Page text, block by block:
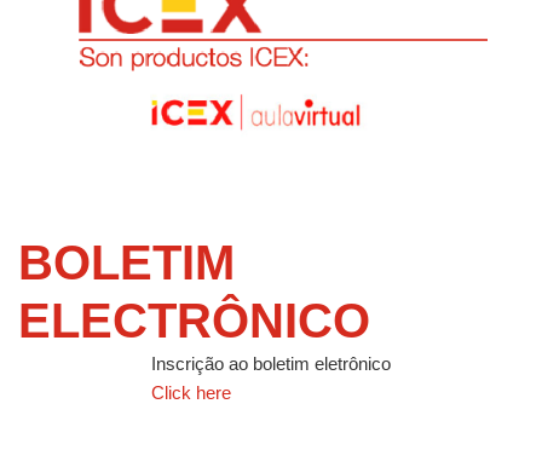
BOLETIM
ELECTRÔNICO
Inscrição ao boletim eletrônico
Click here